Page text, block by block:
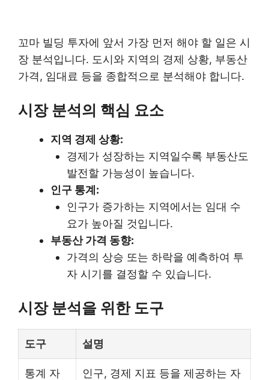
꼬마 빌딩 투자에 앞서 가장 먼저 해야 할 일은 시
장 분석입니다. 도시와 지역의 경제 상황, 부동산
가격, 임대료 등을 종합적으로 분석해야 합니다.
시장 분석의 핵심 요소
지역 경제 상황:
경제가 성장하는 지역일수록 부동산도
발전할 가능성이 높습니다.
인구 통계:
인구가 증가하는 지역에서는 임대 수
요가 높아질 것입니다.
부동산 가격 동향:
가격의 상승 또는 하락을 예측하여 투
자 시기를 결정할 수 있습니다.
시장 분석을 위한 도구
도구 설명
통계 자
인구, 경제 지표 등을 제공하는 자